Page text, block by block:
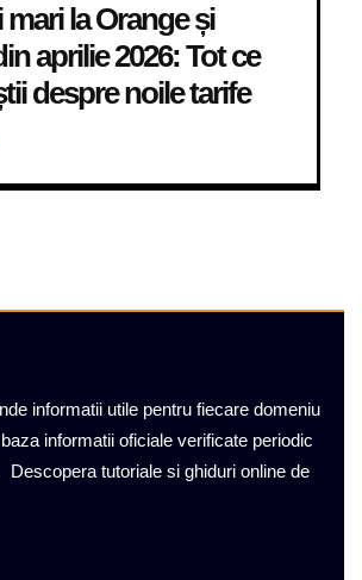
la Orange și
aprilie 2026: Tot ce
despre noile tarife
informatii utile pentru fiecare domeniu
informatii oficiale verificate periodic
Descopera tutoriale si ghiduri online de